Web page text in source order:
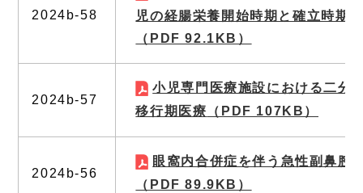
2024b-58
児の経腸栄養開始時期と確立時期
（PDF 92.1KB）
2024b-57
小児専門医療施設における二分
移行期医療 （PDF 107KB）
2024b-56
眼窩内合併症を伴う急性副鼻腔
（PDF 89.9KB）